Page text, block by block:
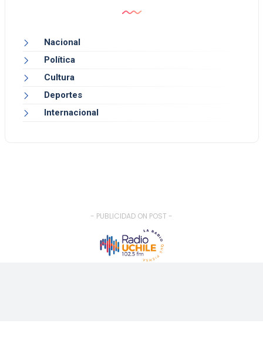
Nacional
Política
Cultura
Deportes
Internacional
- PUBLICIDAD ON POST -